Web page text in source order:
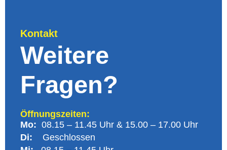
Kontakt
Weitere
Fragen?
Öffnungszeiten:
Mo: 08.15 – 11.45 Uhr & 15.00 – 17.00 Uhr
Di: Geschlossen